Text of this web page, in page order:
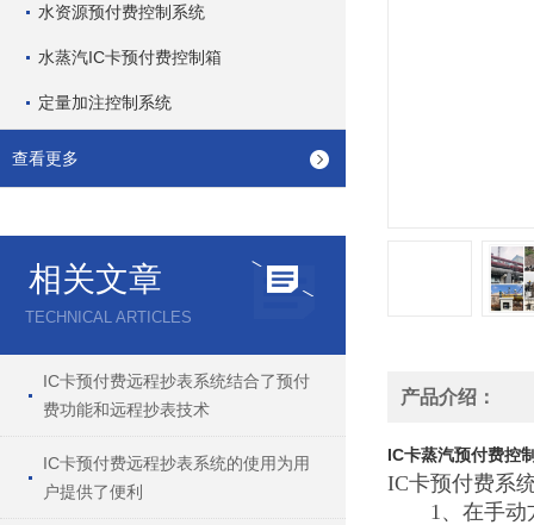
水资源预付费控制系统
水蒸汽IC卡预付费控制箱
定量加注控制系统
查看更多
相关文章
TECHNICAL ARTICLES
IC卡预付费远程抄表系统结合了预付
费功能和远程抄表技术
IC卡预付费远程抄表系统的使用为用
户提供了便利
产品介绍：
IC卡蒸汽预付费控
IC卡预付费系
1、在手动方